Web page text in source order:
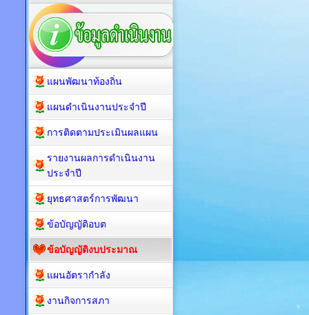
แผนพัฒนาท้องถิ่น
แผนดำเนินงานประจำปี
การติดตามประเมินผลแผน
รายงานผลการดำเนินงาน
ประจำปี
ยุทธศาสตร์การพัฒนา
ข้อบัญญัติอบต
ข้อบัญญัติงบประมาณ
แผนอัตรากำลัง
งานกิจการสภา